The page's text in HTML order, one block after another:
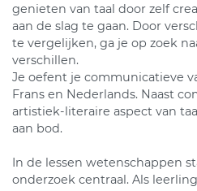
genieten van taal door zelf
aan de slag te gaan. Door
te vergelijken, ga je op zoek
verschillen.
Je oefent je communicatieve
Frans en Nederlands. Naast
artistiek-literaire aspect van
aan bod.
In de lessen wetenschappen
onderzoek centraal. Als